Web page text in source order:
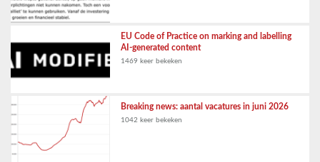
EU Code of Practice on marking and labelling
AI-generated content
1469 keer bekeken
Breaking news: aantal vacatures in juni 2026
1042 keer bekeken